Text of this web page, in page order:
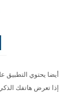
أيضا يحتوي التطبيق
إذا تعرض هاتفك